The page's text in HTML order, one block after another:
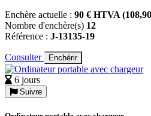
Enchère actuelle : 90 € HTVA
Nombre d'enchère(s) 12
Référence : J-13135-19
Consulter Enchérir
6 jours
Suivre